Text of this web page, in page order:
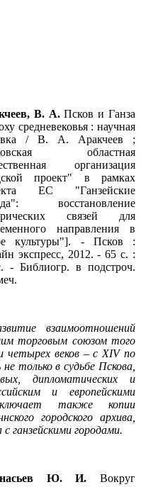
В. А.Псков и Ганза
средневековья : научная
/ В. А. Аракчеев ;
областная
организация
проект" в рамках
ЕС "Ганзейские
восстановление
связей для
направления в
культуры"]. - Псков :
экспресс, 2012. - 65 с. :
- Библиогр. в подстроч.
взаимоотношений
торговым союзом того
четырех веков – с XIV по
только в судьбе Пскова,
дипломатических и
и европейскими
также копии
городского архива,
ганзейскими городами.
Ю. И. Вокруг